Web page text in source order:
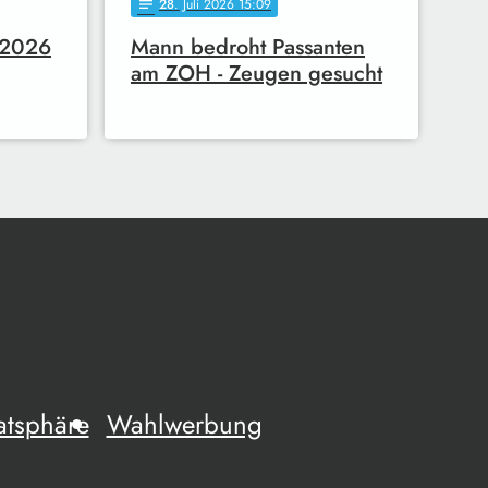
notes 28. Juli 2026 15:09
Mann bedroht Passanten
am ZOH - Zeugen gesucht
Wahlwerbung